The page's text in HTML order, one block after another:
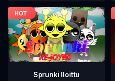
Sprunki Iloittu